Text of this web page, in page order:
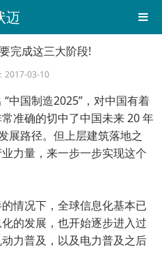
迈
完成这三大阶段!
2017-03-10
中国制造2025”，对中国有着
准确的切中了中国未来 20 年
展路径。但上层建筑落地之
力量，来一步一步实现这个
情况下，全球信息化基本已
的发展，也开始逐步进入过
力普及，以及电力普及之后